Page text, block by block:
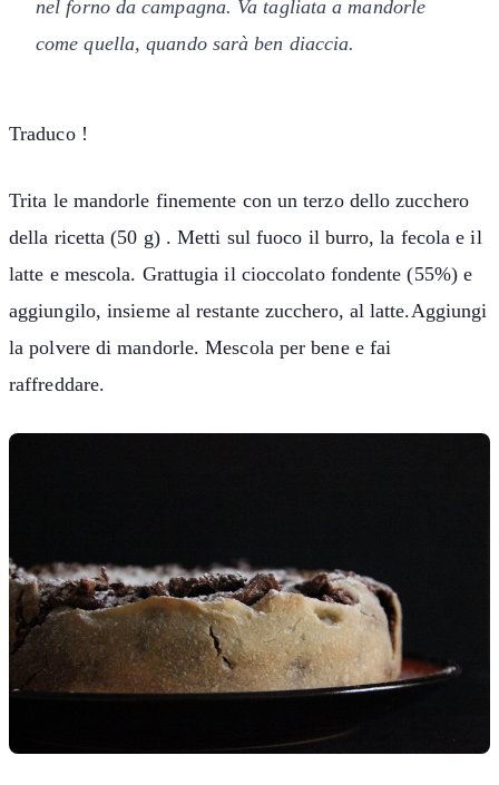
nel forno da campagna. Va tagliata a mandorle
come quella, quando sarà ben diaccia.
Traduco !
Trita le mandorle finemente con un terzo dello zucchero
della ricetta (50 g) . Metti sul fuoco il burro, la fecola e il
latte e mescola. Grattugia il cioccolato fondente (55%) e
aggiungilo, insieme al restante zucchero, al latte.Aggiungi
la polvere di mandorle. Mescola per bene e fai
raffreddare.